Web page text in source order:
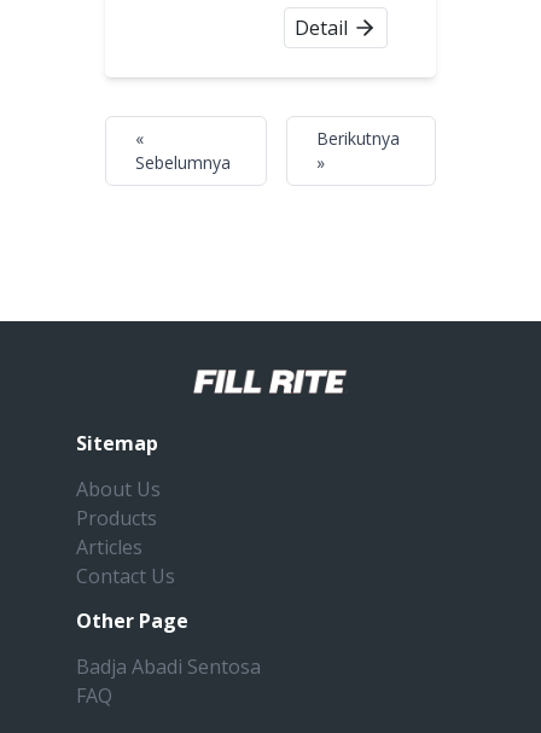
Detail
«
Sebelumnya
Berikutnya
»
Sitemap
About Us
Products
Articles
Contact Us
Other Page
Badja Abadi Sentosa
FAQ